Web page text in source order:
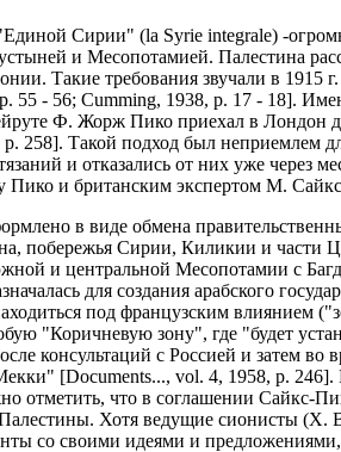
Сирии" (la Syrie integrale) -
и Месопотамией. Палестина
Такие требования звучали в 1915
55 - 56; Cumming, 1938, р. 17 - 18].
Ф. Жорж Пико приехал в Лондон
p. 258]. Такой подход был неприемлем
и отказались от них уже через
Пико и британским экспертом М.
в виде обмена
побережья Сирии, Киликии и части
и центральной Месопотамии с
для создания арабского
под французским влиянием
"Коричневую зону", где "будет
консультаций с Россией и затем во
[Documents..., vol. 4, 1958, p.
отметить, что в соглашении Сайкс-
Хотя ведущие сионисты
со своими идеями и